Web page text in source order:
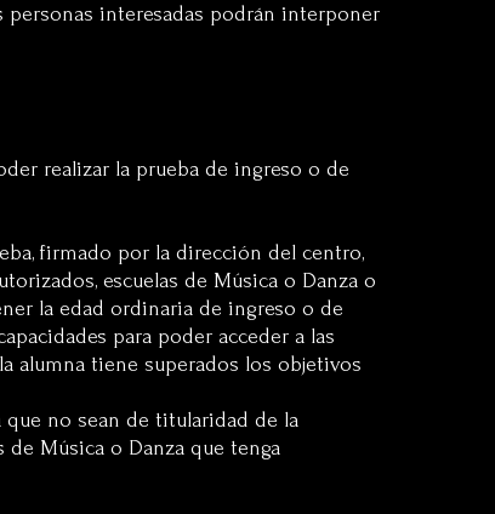
personas interesadas podrán interponer
realizar la prueba de ingreso o de
firmado por la dirección del centro,
escuelas de Música o Danza o
la edad ordinaria de ingreso o de
para poder acceder a las
alumna tiene superados los objetivos
no sean de titularidad de la
Música o Danza que tenga